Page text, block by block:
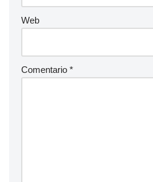
Web
Comentario *